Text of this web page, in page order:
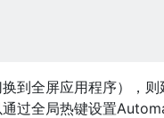
到全屏应用程序），则
过全局热键设置